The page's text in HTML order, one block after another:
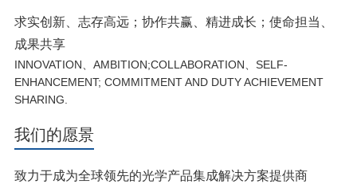
求实创新、志存高远；协作共赢、精进成长；使命担当、
成果共享
INNOVATION、AMBITION;COLLABORATION、SELF-
ENHANCEMENT; COMMITMENT AND DUTY ACHIEVEMENT
SHARING.
我们的愿景
致力于成为全球领先的光学产品集成解决方案提供商